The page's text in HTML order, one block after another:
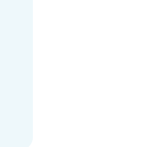
beter om
voor
uurs- of
een bezoek